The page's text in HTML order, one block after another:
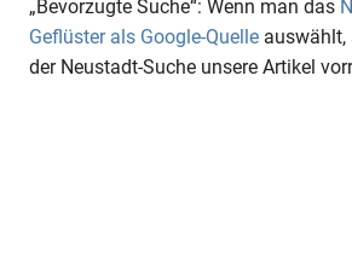
„Bevorzugte Suche“: Wenn man das
Geflüster als Google-Quelle auswählt,
der Neustadt-Suche unsere Artikel